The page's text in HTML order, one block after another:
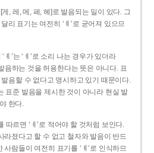
게, 레, 메, 페, 헤]로 발음되는 일이 있다. 그
리 표기는 여전히 ‘ㅖ’로 굳어져 있으므
ㅖ’는 ‘ㅔ’로 소리 나는 경우가 있더라
음하는 것을 허용한다는 뜻은 아니다. 표
음할 수 없다고 명시하고 있기 때문이다.
표준 발음을 제시한 것이 아니라 현실 발
한다.
따르면 ‘ㅔ’로 적어야 할 것처럼 보인다.
라졌다고 할 수 없고 철자와 발음이 반드
람들이 여전히 표기를 ‘ㅖ’로 인식하므